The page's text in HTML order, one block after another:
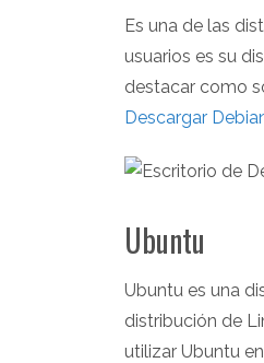
Es una de las
usuarios es su
destacar como
Descargar
Ubuntu
Ubuntu es una
distribución de
utilizar Ubuntu